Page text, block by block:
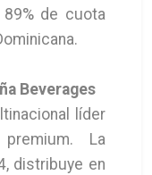
de cuota
Beverages
líder
La
distribuye en